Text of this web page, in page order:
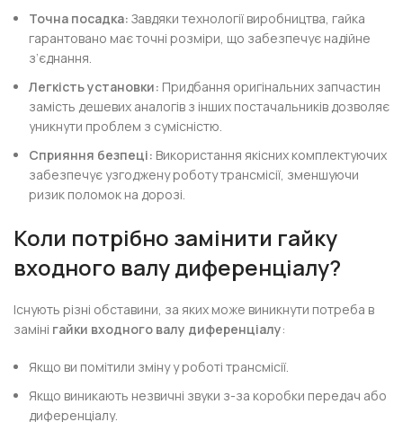
Точна посадка: Завдяки технології виробництва, гайка
гарантовано має точні розміри, що забезпечує надійне
з’єднання.
Легкість установки: Придбання оригінальних запчастин
замість дешевих аналогів з інших постачальників дозволяє
уникнути проблем з сумісністю.
Сприяння безпеці: Використання якісних комплектуючих
забезпечує узгоджену роботу трансмісії, зменшуючи
ризик поломок на дорозі.
Коли потрібно замінити гайку
входного валу диференціалу?
Існують різні обставини, за яких може виникнути потреба в
заміні гайки входного валу диференціалу:
Якщо ви помітили зміну у роботі трансмісії.
Якщо виникають незвичні звуки з-за коробки передач або
диференціалу.